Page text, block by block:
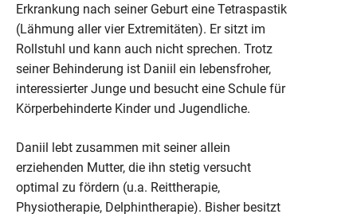
Erkrankung nach seiner Geburt eine Tetraspastik
(Lähmung aller vier Extremitäten). Er sitzt im
Rollstuhl und kann auch nicht sprechen. Trotz
seiner Behinderung ist Daniil ein lebensfroher,
interessierter Junge und besucht eine Schule für
Körperbehinderte Kinder und Jugendliche.
Daniil lebt zusammen mit seiner allein
erziehenden Mutter, die ihn stetig versucht
optimal zu fördern (u.a. Reittherapie,
Physiotherapie, Delphintherapie). Bisher besitzt